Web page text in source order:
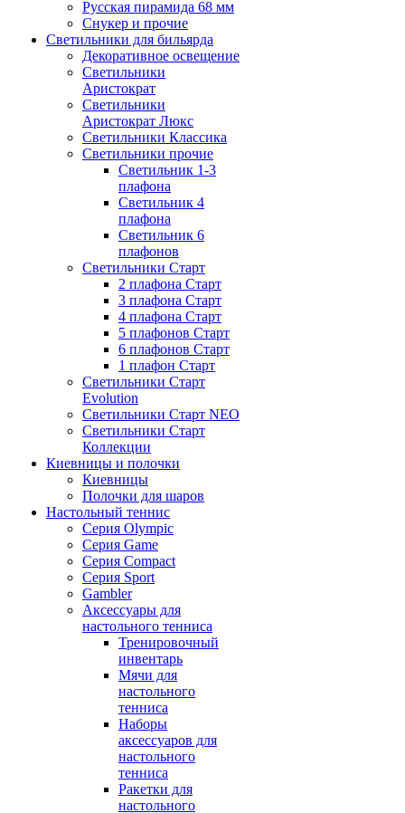
Русская пирамида 68 мм
Снукер и прочие
Светильники для бильярда
Декоративное освещение
Светильники
Аристократ
Светильники
Аристократ Люкс
Светильники Классика
Светильники прочие
Светильник 1-3
плафона
Светильник 4
плафона
Светильник 6
плафонов
Светильники Старт
2 плафона Старт
3 плафона Старт
4 плафона Старт
5 плафонов Старт
6 плафонов Старт
1 плафон Старт
Светильники Старт
Evolution
Светильники Старт NEO
Светильники Старт
Коллекции
Киевницы и полочки
Киевницы
Полочки для шаров
Настольный теннис
Серия Olympic
Серия Game
Серия Compact
Серия Sport
Gambler
Аксессуары для
настольного тенниса
Тренировочный
инвентарь
Мячи для
настольного
тенниса
Наборы
аксессуаров для
настольного
тенниса
Ракетки для
настольного